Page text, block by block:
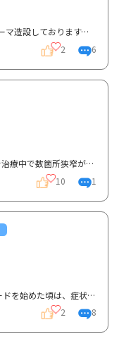
2001年にクローン病の診断となりその後ストーマ造設しております。昨年の春頃まではレミケードやペンタ...
2 6
クローン病治療中です。ペンタサ、ヒュミラで治療中で数箇所狭窄があり、今の症状は比較的落ち着いてい...
10 1
家族がクローン病と診断されました。レミケードを始めた頃は、症状も落ち着き、日常生活が送れるように...
2 8